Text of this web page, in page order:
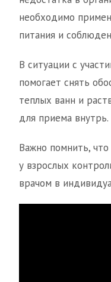
необходимо
питания и
В ситуации с
помогает снять
теплых ванн и
для приема внутрь.
Важно помнить, что
у взрослых
врачом в